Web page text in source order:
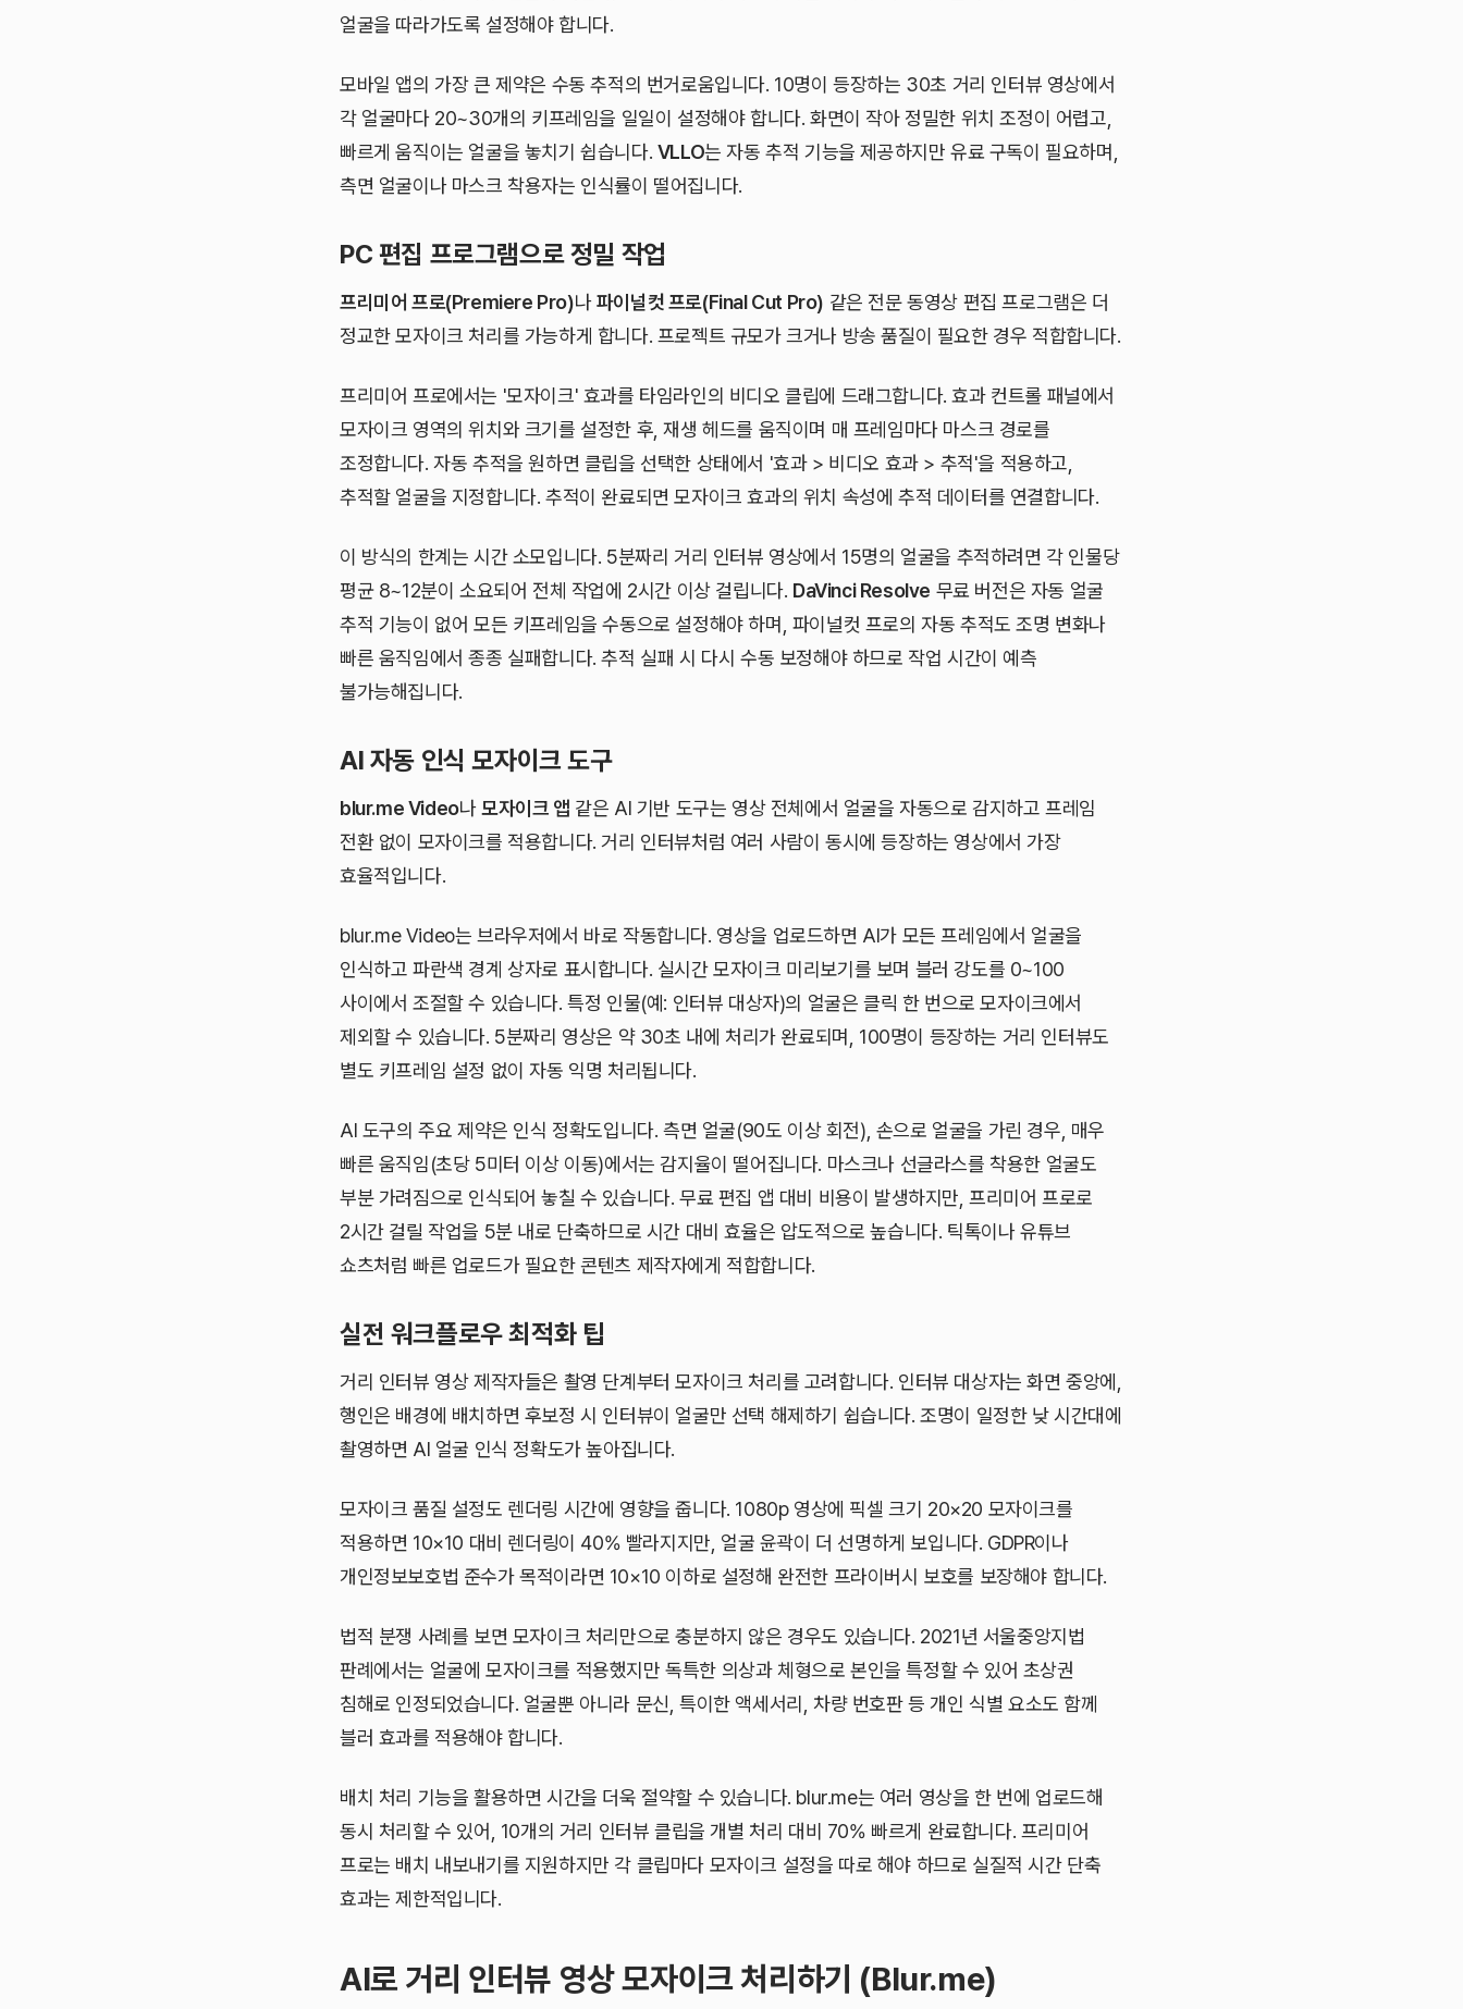
얼굴을 따라가도록 설정해야 합니다.
모바일 앱의 가장 큰 제약은 수동 추적의 번거로움입니다. 10명이 등장하는 30초 거리 인터뷰 영상에서
각 얼굴마다 20~30개의 키프레임을 일일이 설정해야 합니다. 화면이 작아 정밀한 위치 조정이 어렵고,
빠르게 움직이는 얼굴을 놓치기 쉽습니다. VLLO는 자동 추적 기능을 제공하지만 유료 구독이 필요하며,
측면 얼굴이나 마스크 착용자는 인식률이 떨어집니다.
PC 편집 프로그램으로 정밀 작업
프리미어 프로(Premiere Pro)나파이널컷 프로(Final Cut Pro) 같은 전문 동영상 편집 프로그램은 더
정교한 모자이크 처리를 가능하게 합니다. 프로젝트 규모가 크거나 방송 품질이 필요한 경우 적합합니다.
프리미어 프로에서는 '모자이크' 효과를 타임라인의 비디오 클립에 드래그합니다. 효과 컨트롤 패널에서
모자이크 영역의 위치와 크기를 설정한 후, 재생 헤드를 움직이며 매 프레임마다 마스크 경로를
조정합니다. 자동 추적을 원하면 클립을 선택한 상태에서 '효과 > 비디오 효과 > 추적'을 적용하고,
추적할 얼굴을 지정합니다. 추적이 완료되면 모자이크 효과의 위치 속성에 추적 데이터를 연결합니다.
이 방식의 한계는 시간 소모입니다. 5분짜리 거리 인터뷰 영상에서 15명의 얼굴을 추적하려면 각 인물당
평균 8~12분이 소요되어 전체 작업에 2시간 이상 걸립니다. DaVinci Resolve 무료 버전은 자동 얼굴
추적 기능이 없어 모든 키프레임을 수동으로 설정해야 하며, 파이널컷 프로의 자동 추적도 조명 변화나
빠른 움직임에서 종종 실패합니다. 추적 실패 시 다시 수동 보정해야 하므로 작업 시간이 예측
불가능해집니다.
AI 자동 인식 모자이크 도구
blur.me Video나모자이크 앱 같은 AI 기반 도구는 영상 전체에서 얼굴을 자동으로 감지하고 프레임
전환 없이 모자이크를 적용합니다. 거리 인터뷰처럼 여러 사람이 동시에 등장하는 영상에서 가장
효율적입니다.
blur.me Video는 브라우저에서 바로 작동합니다. 영상을 업로드하면 AI가 모든 프레임에서 얼굴을
인식하고 파란색 경계 상자로 표시합니다. 실시간 모자이크 미리보기를 보며 블러 강도를 0~100
사이에서 조절할 수 있습니다. 특정 인물(예: 인터뷰 대상자)의 얼굴은 클릭 한 번으로 모자이크에서
제외할 수 있습니다. 5분짜리 영상은 약 30초 내에 처리가 완료되며, 100명이 등장하는 거리 인터뷰도
별도 키프레임 설정 없이 자동 익명 처리됩니다.
AI 도구의 주요 제약은 인식 정확도입니다. 측면 얼굴(90도 이상 회전), 손으로 얼굴을 가린 경우, 매우
빠른 움직임(초당 5미터 이상 이동)에서는 감지율이 떨어집니다. 마스크나 선글라스를 착용한 얼굴도
부분 가려짐으로 인식되어 놓칠 수 있습니다. 무료 편집 앱 대비 비용이 발생하지만, 프리미어 프로로
2시간 걸릴 작업을 5분 내로 단축하므로 시간 대비 효율은 압도적으로 높습니다. 틱톡이나 유튜브
쇼츠처럼 빠른 업로드가 필요한 콘텐츠 제작자에게 적합합니다.
실전 워크플로우 최적화 팁
거리 인터뷰 영상 제작자들은 촬영 단계부터 모자이크 처리를 고려합니다. 인터뷰 대상자는 화면 중앙에,
행인은 배경에 배치하면 후보정 시 인터뷰이 얼굴만 선택 해제하기 쉽습니다. 조명이 일정한 낮 시간대에
촬영하면 AI 얼굴 인식 정확도가 높아집니다.
모자이크 품질 설정도 렌더링 시간에 영향을 줍니다. 1080p 영상에 픽셀 크기 20×20 모자이크를
적용하면 10×10 대비 렌더링이 40% 빨라지지만, 얼굴 윤곽이 더 선명하게 보입니다. GDPR이나
개인정보보호법 준수가 목적이라면 10×10 이하로 설정해 완전한 프라이버시 보호를 보장해야 합니다.
법적 분쟁 사례를 보면 모자이크 처리만으로 충분하지 않은 경우도 있습니다. 2021년 서울중앙지법
판례에서는 얼굴에 모자이크를 적용했지만 독특한 의상과 체형으로 본인을 특정할 수 있어 초상권
침해로 인정되었습니다. 얼굴뿐 아니라 문신, 특이한 액세서리, 차량 번호판 등 개인 식별 요소도 함께
블러 효과를 적용해야 합니다.
배치 처리 기능을 활용하면 시간을 더욱 절약할 수 있습니다. blur.me는 여러 영상을 한 번에 업로드해
동시 처리할 수 있어, 10개의 거리 인터뷰 클립을 개별 처리 대비 70% 빠르게 완료합니다. 프리미어
프로는 배치 내보내기를 지원하지만 각 클립마다 모자이크 설정을 따로 해야 하므로 실질적 시간 단축
효과는 제한적입니다.
AI로 거리 인터뷰 영상 모자이크 처리하기 (Blur.me)